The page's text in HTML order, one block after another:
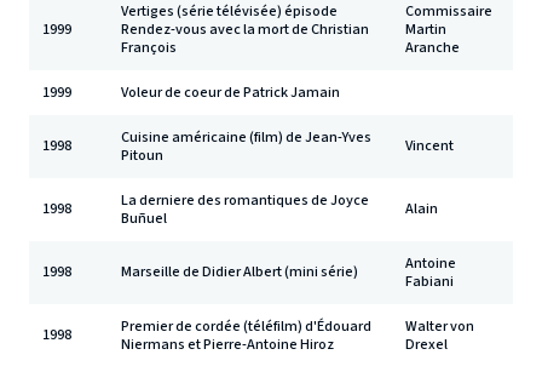
1999
Vertiges (série télévisée) épisode
Rendez-vous avec la mort de Christian
François
Commissaire
Martin
Aranche
1999 Voleur de coeur de Patrick Jamain
1998
Cuisine américaine (film) de Jean-Yves
Pitoun
Vincent
1998
La derniere des romantiques de Joyce
Buñuel
Alain
1998 Marseille de Didier Albert (mini série)
Antoine
Fabiani
1998
Premier de cordée (téléfilm) d'Édouard
Niermans et Pierre-Antoine Hiroz
Walter von
Drexel